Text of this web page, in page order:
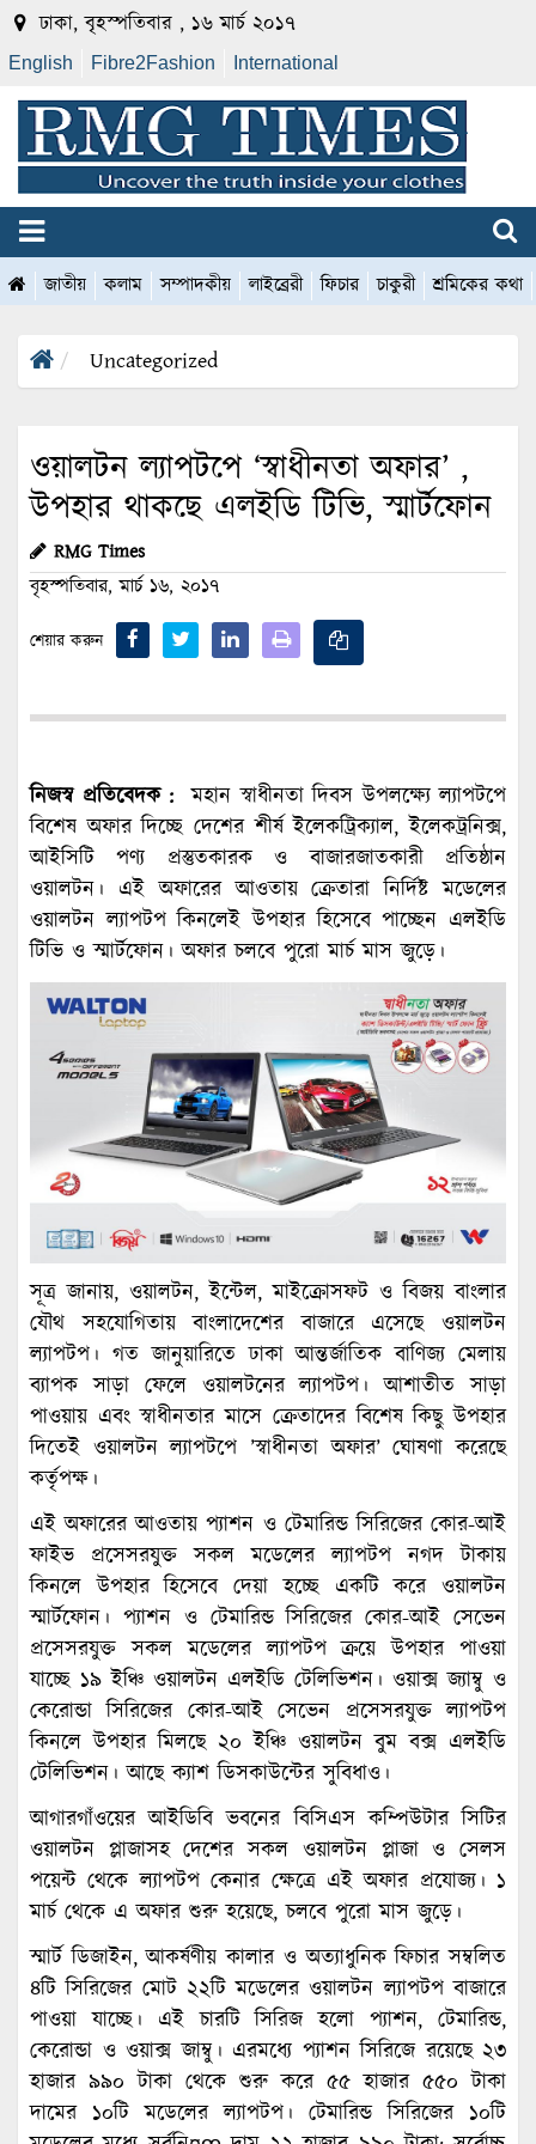
ঢাকা, বৃহস্পতিবার , ১৬ মার্চ ২০১৭
English Fibre2Fashion International
জাতীয় কলাম সম্পাদকীয় লাইব্রেরী ফিচার চাকুরী শ্রমিকের কথা
Uncategorized
ওয়ালটন ল্যাপটপে ‘স্বাধীনতা অফার’ ,
উপহার থাকছে এলইডি টিভি, স্মার্টফোন
RMG Times
বৃহস্পতিবার, মার্চ ১৬, ২০১৭
শেয়ার করুন
নিজস্ব প্রতিবেদক :মহান স্বাধীনতা দিবস উপলক্ষ্যে ল্যাপটপে
বিশেষ অফার দিচ্ছে দেশের শীর্ষ ইলেকট্রিক্যাল, ইলেকট্রনিক্স,
আইসিটি পণ্য প্রস্তুতকারক ও বাজারজাতকারী প্রতিষ্ঠান
ওয়ালটন। এই অফারের আওতায় ক্রেতারা নির্দিষ্ট মডেলের
ওয়ালটন ল্যাপটপ কিনলেই উপহার হিসেবে পাচ্ছেন এলইডি
টিভি ও স্মার্টফোন। অফার চলবে পুরো মার্চ মাস জুড়ে।
সূত্র জানায়, ওয়ালটন, ইন্টেল, মাইক্রোসফট ও বিজয় বাংলার
যৌথ সহযোগিতায় বাংলাদেশের বাজারে এসেছে ওয়ালটন
ল্যাপটপ। গত জানুয়ারিতে ঢাকা আন্তর্জাতিক বাণিজ্য মেলায়
ব্যাপক সাড়া ফেলে ওয়ালটনের ল্যাপটপ। আশাতীত সাড়া
পাওয়ায় এবং স্বাধীনতার মাসে ক্রেতাদের বিশেষ কিছু উপহার
দিতেই ওয়ালটন ল্যাপটপে ’স্বাধীনতা অফার’ ঘোষণা করেছে
কর্তৃপক্ষ।
এই অফারের আওতায় প্যাশন ও টেমারিন্ড সিরিজের কোর-আই
ফাইভ প্রসেসরযুক্ত সকল মডেলের ল্যাপটপ নগদ টাকায়
কিনলে উপহার হিসেবে দেয়া হচ্ছে একটি করে ওয়ালটন
স্মার্টফোন। প্যাশন ও টেমারিন্ড সিরিজের কোর-আই সেভেন
প্রসেসরযুক্ত সকল মডেলের ল্যাপটপ ক্রয়ে উপহার পাওয়া
যাচ্ছে ১৯ ইঞ্চি ওয়ালটন এলইডি টেলিভিশন। ওয়াক্স জ্যাম্বু ও
কেরোন্ডা সিরিজের কোর-আই সেভেন প্রসেসরযুক্ত ল্যাপটপ
কিনলে উপহার মিলছে ২০ ইঞ্চি ওয়ালটন বুম বক্স এলইডি
টেলিভিশন। আছে ক্যাশ ডিসকাউন্টের সুবিধাও।
আগারগাঁওয়ের আইডিবি ভবনের বিসিএস কম্পিউটার সিটির
ওয়ালটন প্লাজাসহ দেশের সকল ওয়ালটন প্লাজা ও সেলস
পয়েন্ট থেকে ল্যাপটপ কেনার ক্ষেত্রে এই অফার প্রযোজ্য। ১
মার্চ থেকে এ অফার শুরু হয়েছে, চলবে পুরো মাস জুড়ে।
স্মার্ট ডিজাইন, আকর্ষণীয় কালার ও অত্যাধুনিক ফিচার সম্বলিত
৪টি সিরিজের মোট ২২টি মডেলের ওয়ালটন ল্যাপটপ বাজারে
পাওয়া যাচ্ছে। এই চারটি সিরিজ হলো প্যাশন, টেমারিন্ড,
কেরোন্ডা ও ওয়াক্স জাম্বু। এরমধ্যে প্যাশন সিরিজে রয়েছে ২৩
হাজার ৯৯০ টাকা থেকে শুরু করে ৫৫ হাজার ৫৫০ টাকা
দামের ১০টি মডেলের ল্যাপটপ। টেমারিন্ড সিরিজের ১০টি